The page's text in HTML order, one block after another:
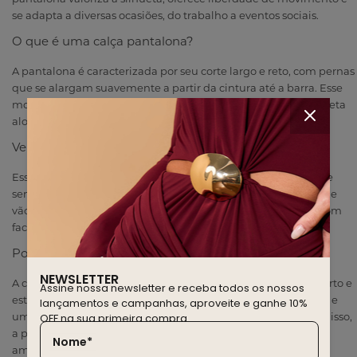
se adapta a diversas ocasiões, do trabalho a eventos sociais.
O que é uma calça pantalona?
A pantalona é caracterizada por seu corte largo e reto, com pernas
que se alargam suavemente a partir da cintura até a barra. Esse
modelo favorece diferentes tipos de corpo, criando uma silhueta
alongada e equilibrada.
Versatilidade para diferentes ocasiões
Essa calça pantalona é perfeita para quem deseja praticidade
sem abrir mão do estilo. Seu design permite combinações que
vão do casual ao formal, adaptando-se a diversas situações com
facilidade.
Por que usar uma calça pantalona?
A calça pantalona é uma peça-chave para quem busca conforto e
estilo. Seu corte amplo proporciona liberdade de movimento e
um visual elegante, adequado para diversas ocasiões. Além disso,
a pantalona é versátil, permitindo combinações tanto para o
ambiente de trabalho quanto para momentos de lazer.
NEWSLETTER
Assine nossa newsletter e receba todos os nossos
lançamentos e campanhas, aproveite e ganhe 10%
OFF na sua primeira compra.
Nome*